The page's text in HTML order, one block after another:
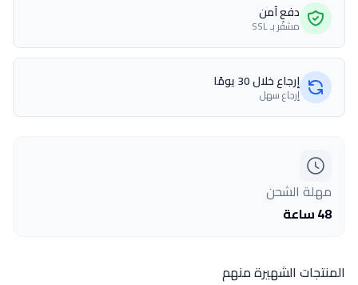
دفع آمن
مشفّر بـ SSL
إرجاع خلال 30 يومًا
إرجاع سهل
مهلة الشحن
48 ساعة
المنتجات الشهيرة منهم